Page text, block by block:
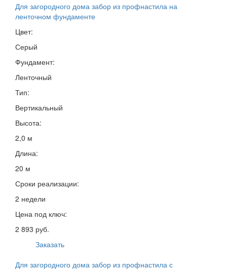
Для загородного дома забор из профнастила на
ленточном фундаменте
Цвет:
Серый
Фундамент:
Ленточный
Тип:
Вертикальный
Высота:
2,0 м
Длина:
20 м
Сроки реализации:
2 недели
Цена под ключ:
2 893 руб.
Заказать
Для загородного дома забор из профнастила с